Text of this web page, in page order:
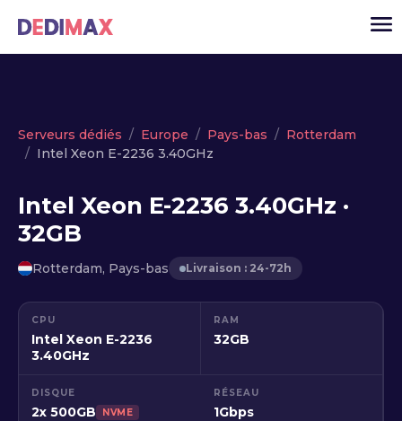
Cloud serveur
Serveurs dédiés
API
Actualité
Serveurs dédiés Europe Pays-bas
Rotterdam
Intel Xeon E-2236 3.40GHz
Intel Xeon E-2236 3.40GHz ·
32GB
Rotterdam, Pays-bas Livraison : 24-72h
CPU
Intel Xeon E-2236
3.40GHz
RAM
32GB
DISQUE
2x 500GB NVME
RÉSEAU
1Gbps